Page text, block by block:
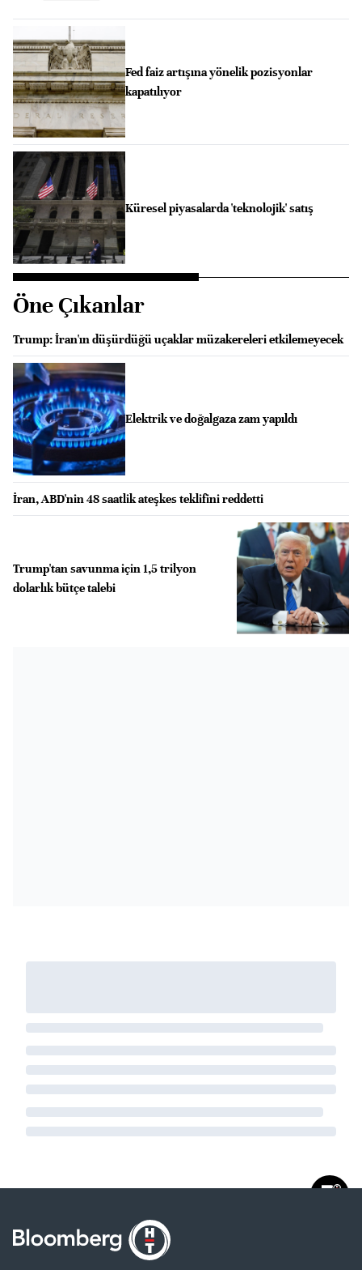
Fed faiz artışına yönelik pozisyonlar
kapatılıyor
Küresel piyasalarda 'teknolojik' satış
Öne Çıkanlar
Trump: İran'ın düşürdüğü uçaklar müzakereleri etkilemeyecek
Elektrik ve doğalgaza zam yapıldı
İran, ABD'nin 48 saatlik ateşkes teklifini reddetti
Trump'tan savunma için 1,5 trilyon
dolarlık bütçe talebi